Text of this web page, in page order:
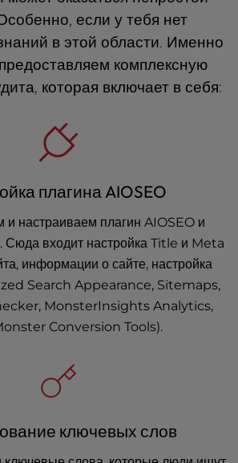
если у тебя нет
в этой области. Именно
комплексную
которая включает в себя:
плагина AIOSEO
и настраиваем плагин AIOSEO и
Сюда входит настройка Title и Meta
информации о сайте, настройка
Search Appearance, Sitemaps,
MonsterInsights Analytics,
Conversion Tools).
ключевых слов